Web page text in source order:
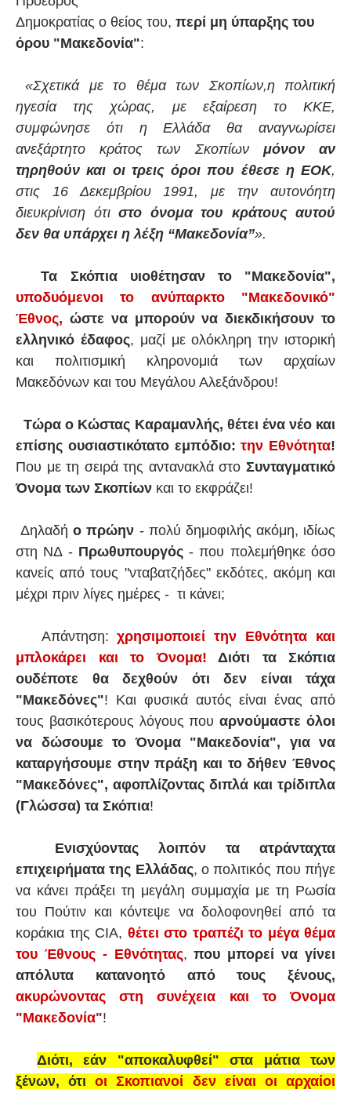
Δημοκρατίας ο θείος του, περί μη ύπαρξης του
όρου "Μακεδονία":
«Σχετικά με το θέμα των Σκοπίων,η πολιτική
ηγεσία της χώρας, με εξαίρεση το ΚΚΕ,
συμφώνησε ότι η Ελλάδα θα αναγνωρίσει
ανεξάρτητο κράτος των Σκοπίων μόνον αν
τηρηθούν και οι τρεις όροι που έθεσε η ΕΟΚ,
στις 16 Δεκεμβρίου 1991, με την αυτονόητη
διευκρίνιση ότι στο όνομα του κράτους αυτού
δεν θα υπάρχει η λέξη “Μακεδονία”».
Τα Σκόπια υιοθέτησαν το "Μακεδονία",
υποδυόμενοι το ανύπαρκτο "Μακεδονικό"
Έθνος, ώστε να μπορούν να διεκδικήσουν το
ελληνικό έδαφος, μαζί με ολόκληρη την ιστορική
και πολιτισμική κληρονομιά των αρχαίων
Μακεδόνων και του Μεγάλου Αλεξάνδρου!
Τώρα ο Κώστας Καραμανλής, θέτει ένα νέο και
επίσης ουσιαστικότατο εμπόδιο:την Εθνότητα!
Που με τη σειρά της αντανακλά στο Συνταγματικό
Όνομα των Σκοπίων και το εκφράζει!
Δηλαδήο πρώην - πολύ δημοφιλής ακόμη, ιδίως
στη ΝΔ - Πρωθυπουργός- που πολεμήθηκε όσο
κανείς από τους "νταβατζήδες" εκδότες, ακόμη και
μέχρι πριν λίγες ημέρες - τι κάνει;
Απάντηση:χρησιμοποιεί την Εθνότητα και
μπλοκάρει και το Όνομα! Διότι τα Σκόπια
ουδέποτε θα δεχθούν ότι δεν είναι τάχα
"Μακεδόνες"! Και φυσικά αυτός είναι ένας από
τους βασικότερους λόγους πουαρνούμαστε όλοι
να δώσουμε το Όνομα "Μακεδονία", για να
καταργήσουμε στην πράξη και το δήθεν Έθνος
"Μακεδόνες", αφοπλίζοντας διπλά και τρίδιπλα
(Γλώσσα) τα Σκόπια!
Ενισχύοντας λοιπόν τα ατράνταχτα
επιχειρήματα της Ελλάδας, ο πολιτικός που πήγε
να κάνει πράξει τη μεγάλη συμμαχία με τη Ρωσία
του Πούτιν και κόντεψε να δολοφονηθεί από τα
κοράκια της CIA, θέτει στο τραπέζι το μέγα θέμα
του Έθνους - Εθνότητας,που μπορεί να γίνει
απόλυτα κατανοητό από τους ξένους,
ακυρώνοντας στη συνέχεια και το Όνομα
"Μακεδονία"!
Διότι, εάν "αποκαλυφθεί" στα μάτια των
ξένων, ότιοι Σκοπιανοί δεν είναι οι αρχαίοι